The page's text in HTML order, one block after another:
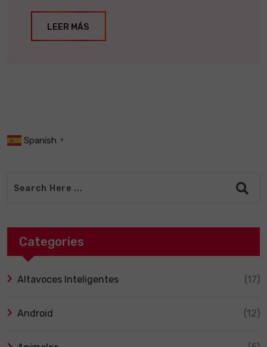
LEER MÁS
Spanish ▼
Categories
Altavoces Inteligentes (17)
Android (12)